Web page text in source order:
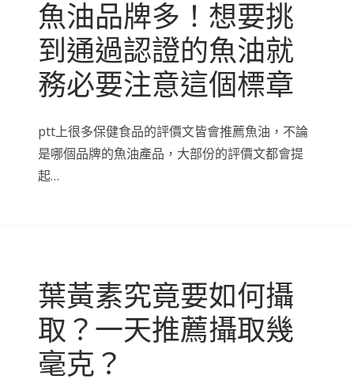
魚油品牌多！想要挑
到通過認證的魚油就
務必要注意這個標章
ptt上很多保健食品的評價文皆會推薦魚油，不論
是哪個品牌的魚油產品，大部份的評價文都會提
起…
葉黃素究竟要如何攝
取？一天推薦攝取幾
毫克？